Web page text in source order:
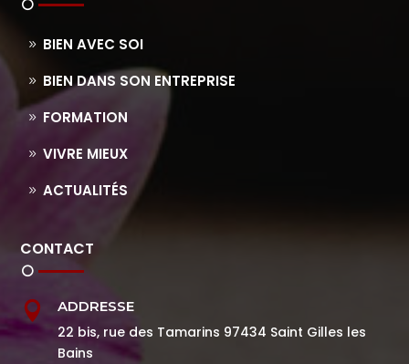
BIEN AVEC SOI
BIEN DANS SON ENTREPRISE
FORMATION
VIVRE MIEUX
ACTUALITÉS
CONTACT
 ADDRESSE
22 bis, rue des Tamarins 97434 Saint Gilles les
Bains